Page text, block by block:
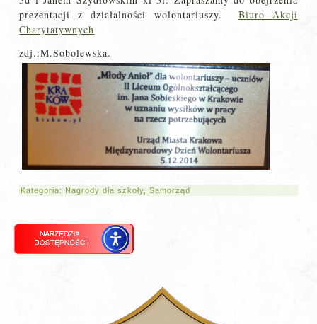
prezentacji z działalności wolontariuszy. Biuro Akcji
Charytatywnych
zdj.:M.Sobolewska.
Kategoria: Nagrody dla szkoły ,Samorząd